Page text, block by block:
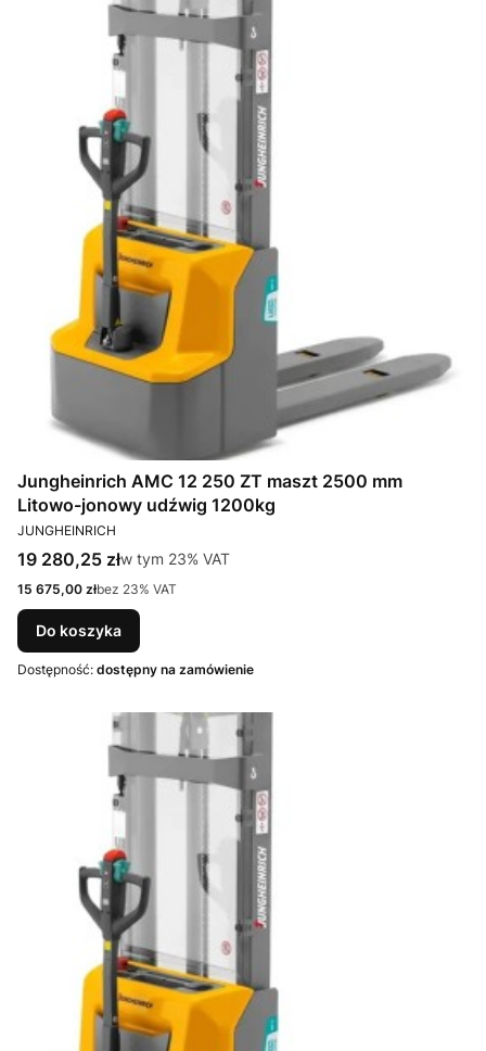
Jungheinrich AMC 12 250 ZT maszt 2500 mm
Litowo-jonowy udźwig 1200kg
PRODUCENT
JUNGHEINRICH
Cena brutto
19 280,25 złw tym %s VAT
w tym 23% VAT
Cena netto
15 675,00 złbez 23% VAT
Do koszyka
Dostępność: dostępny na zamówienie